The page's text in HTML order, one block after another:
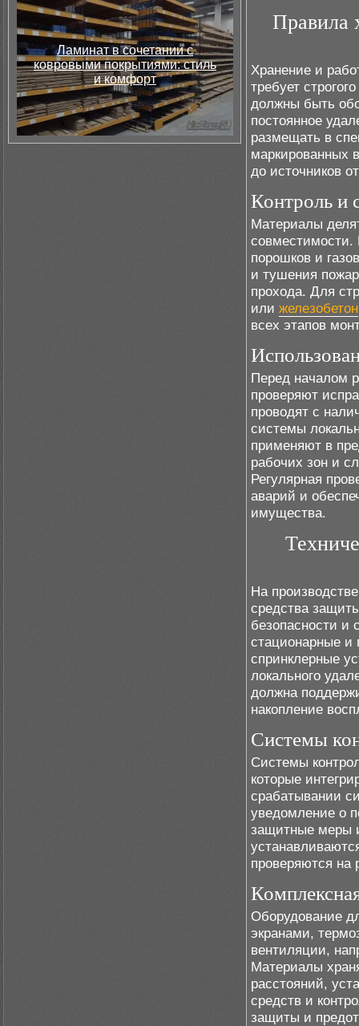
Ламинат в сочетании с
ковровыми покрытиями: стиль
и комфорт
Правила
Хранение и
требует
должны быть
постоянное
размещать в
маркированных
до источников
Контроль и
Материалы
совместимости.
порошков и
и тушения
прохода. Для
или железобетон
всех этапов
Перед началом
проверяют
проводят с
системы
применяют в
рабочих зон и
Регулярная
аварий и
имущества.
На
средства
безопасности и
стационарные и
спринклерные
локального
должна
накопление
Системы
Системы
которые
срабатывании
уведомление о
защитные меры
проверяются на
Оборудование
экранами,
вентиляции,
Материалы
расстояний,
средств и
защиты и